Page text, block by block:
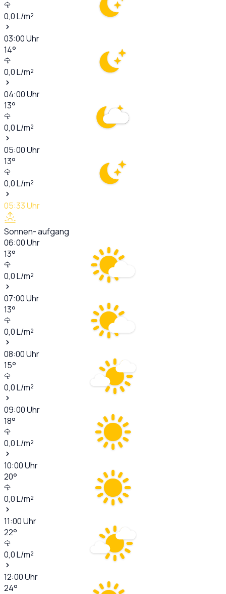
0,0L/m²
03:00Uhr
14°
0,0L/m²
04:00Uhr
13°
0,0L/m²
05:00Uhr
13°
0,0L/m²
05:33Uhr
Sonnen- aufgang
06:00Uhr
13°
0,0L/m²
07:00Uhr
13°
0,0L/m²
08:00Uhr
15°
0,0L/m²
09:00Uhr
18°
0,0L/m²
10:00Uhr
20°
0,0L/m²
11:00Uhr
22°
0,0L/m²
12:00Uhr
24°